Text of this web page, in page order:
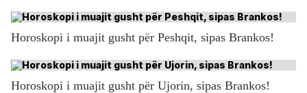
Horoskopi i muajit gusht për Peshqit, sipas Brankos!
Horoskopi i muajit gusht për Ujorin, sipas Brankos!